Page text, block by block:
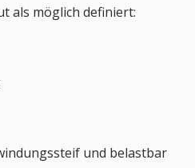
als möglich definiert:
und belastbar